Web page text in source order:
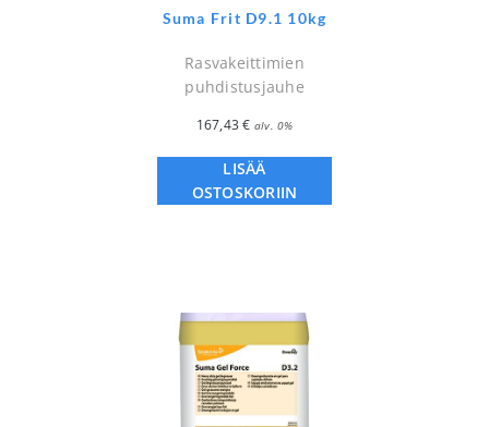
Suma Frit D9.1 10kg
Rasvakeittimien
puhdistusjauhe
167,43€ alv. 0%
LISÄÄ
OSTOSKORIIN